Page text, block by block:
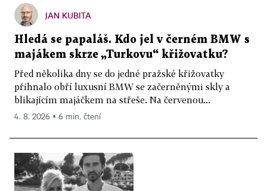
JAN KUBITA
Hledá se papaláš. Kdo jel v černém BMW s
majákem skrze „Turkovu“ křižovatku?
Před několika dny se do jedné pražské křižovatky
přihnalo obří luxusní BMW se začerněnými skly a
blikajícím majáčkem na střeše. Na červenou...
4. 8. 2026 ▪ 6 min. čtení